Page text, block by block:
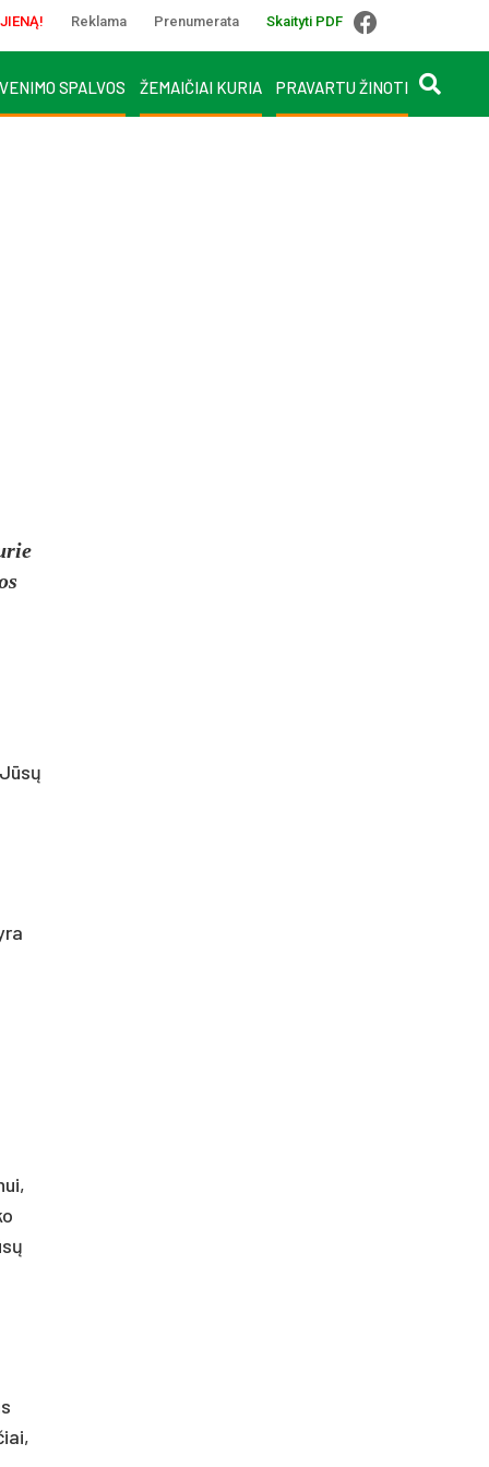
Reklama Prenumerata Skaityti PDF
SPALVOS ŽEMAIČIAI KURIA PRAVARTU ŽINOTI